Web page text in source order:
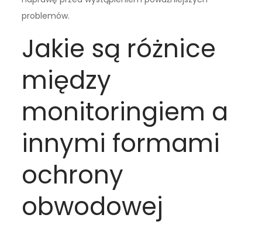
problemów.
Jakie są różnice
między
monitoringiem a
innymi formami
ochrony
obwodowej